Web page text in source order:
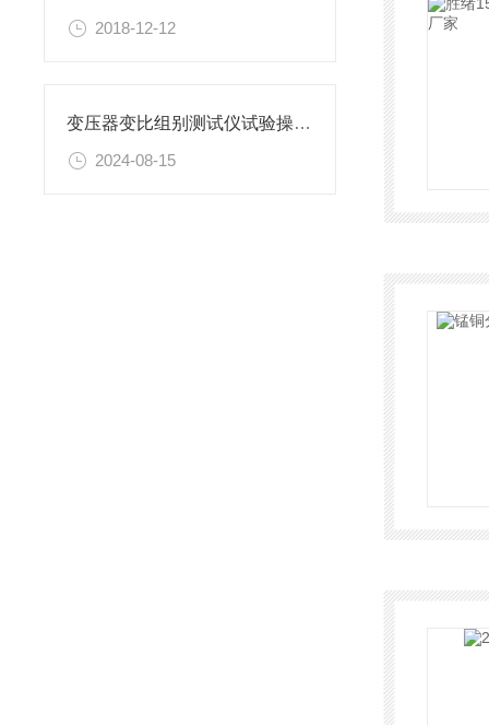
2018-12-12
变压器变比组别测试仪试验操作步骤
2024-08-15